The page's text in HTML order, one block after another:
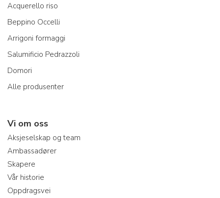
Acquerello riso
Beppino Occelli
Arrigoni formaggi
Salumificio Pedrazzoli
Domori
Alle produsenter
Vi om oss
Aksjeselskap og team
Ambassadører
Skapere
Vår historie
Oppdragsvei